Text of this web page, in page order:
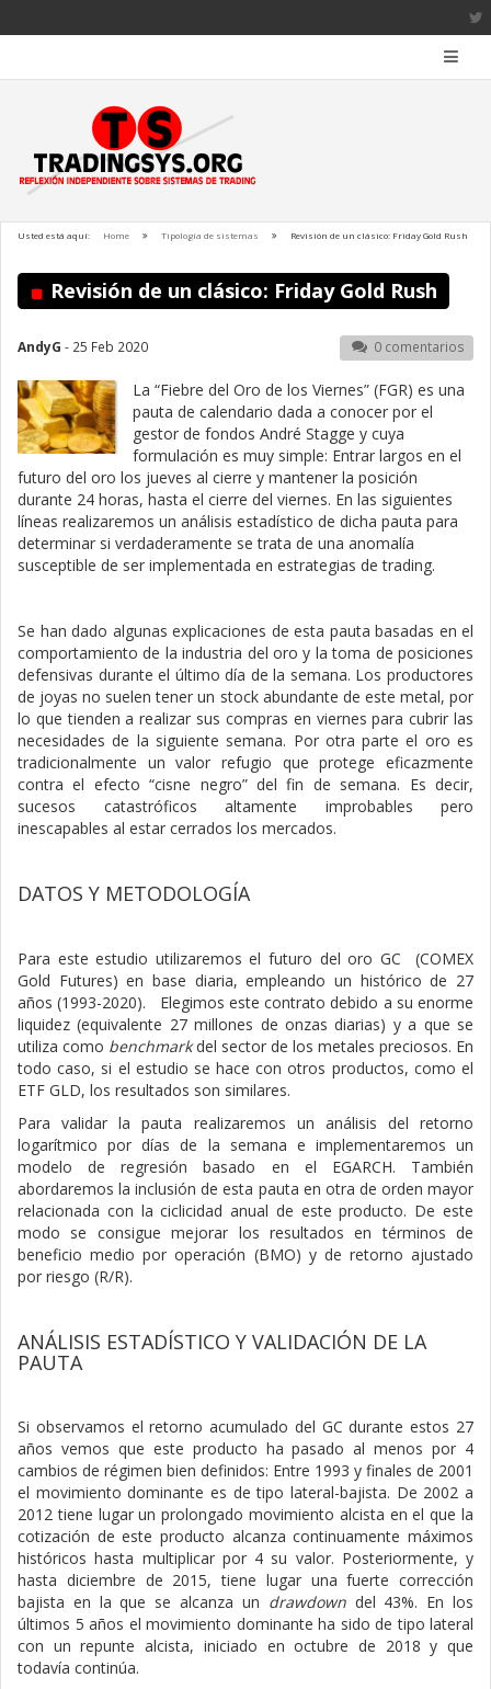
Usted está aquí: Home Tipología de sistemas Revisión de un clásico: Friday Gold Rush
Revisión de un clásico: Friday Gold Rush
AndyG - 25 Feb 2020 0 comentarios
La “Fiebre del Oro de los Viernes” (FGR) es una
pauta de calendario dada a conocer por el
gestor de fondos André Stagge y cuya
formulación es muy simple: Entrar largos en el
futuro del oro los jueves al cierre y mantener la posición
durante 24 horas, hasta el cierre del viernes. En las siguientes
líneas realizaremos un análisis estadístico de dicha pauta para
determinar si verdaderamente se trata de una anomalía
susceptible de ser implementada en estrategias de trading.
Se han dado algunas explicaciones de esta pauta basadas en el
comportamiento de la industria del oro y la toma de posiciones
defensivas durante el último día de la semana. Los productores
de joyas no suelen tener un stock abundante de este metal, por
lo que tienden a realizar sus compras en viernes para cubrir las
necesidades de la siguiente semana. Por otra parte el oro es
tradicionalmente un valor refugio que protege eficazmente
contra el efecto “cisne negro” del fin de semana. Es decir,
sucesos catastróficos altamente improbables pero
inescapables al estar cerrados los mercados.
DATOS Y METODOLOGÍA
Para este estudio utilizaremos el futuro del oro GC
(COMEX
Gold Futures) en base diaria, empleando un histórico de 27
años (1993-2020).
Elegimos este contrato debido a su enorme
liquidez (equivalente 27 millones de onzas diarias) y a que se
utiliza como benchmarkdel sector de los metales preciosos. En
todo caso, si el estudio se hace con otros productos, como el
ETF GLD, los resultados son similares.
Para validar la pauta realizaremos un análisis del retorno
logarítmico por días de la semana e implementaremos un
modelo de regresión basado en el EGARCH. También
abordaremos la inclusión de esta pauta en otra de orden mayor
relacionada con la ciclicidad anual de este producto. De este
modo se consigue mejorar los resultados en términos de
beneficio medio por operación (BMO) y de retorno ajustado
por riesgo (R/R).
ANÁLISIS ESTADÍSTICO Y VALIDACIÓN DE LA
PAUTA
Si observamos el retorno acumulado del GC durante estos 27
años vemos que este producto ha pasado al menos por 4
cambios de régimen bien definidos: Entre 1993 y finales de 2001
el movimiento dominante es de tipo lateral-bajista. De 2002 a
2012 tiene lugar un prolongado movimiento alcista en el que la
cotización de este producto alcanza continuamente máximos
históricos hasta multiplicar por 4 su valor. Posteriormente, y
hasta diciembre de 2015, tiene lugar una fuerte corrección
bajista en la que se alcanza un drawdowndel 43%. En los
últimos 5 años el movimiento dominante ha sido de tipo lateral
con un repunte alcista, iniciado en octubre de 2018 y que
todavía continúa.